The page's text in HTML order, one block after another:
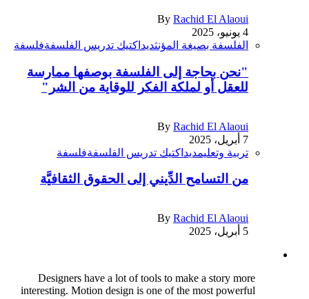
By Rachid El Alaoui
4 يونيو، 2025
الفلسفة بصيغة المؤنثديداكتيك تدريس الفلسفةفلسفة
"نحن بحاجة إلى الفلسفة بوصفها ممارسة
للعقل أو لملكة الفكر للوقاية من الشر"
By Rachid El Alaoui
7 أبريل، 2025
تربية وتعليمديداكتيك تدريس الفلسفةفلسفة
من التسامح الدِّيني إلى الحقوق الثقافيَّة
By Rachid El Alaoui
5 أبريل، 2025
Designers have a lot of tools to make a story more
interesting. Motion design is one of the most powerful